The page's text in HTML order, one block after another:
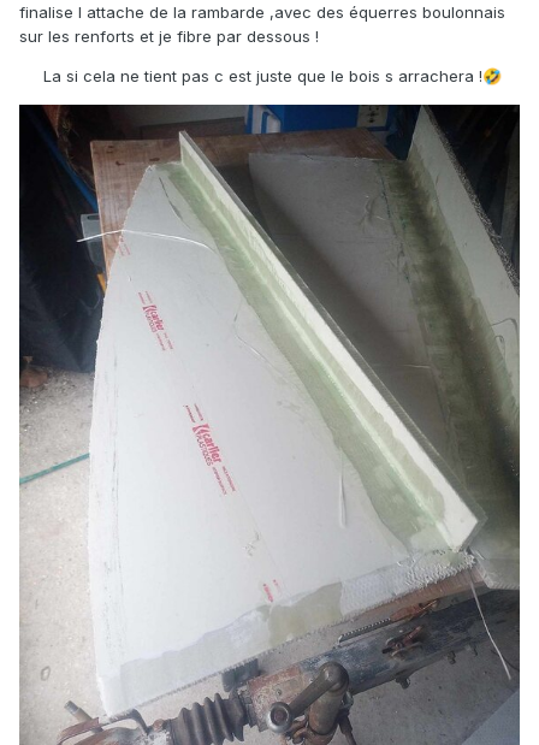
finalise l attache de la rambarde ,avec des équerres boulonnais
sur les renforts et je fibre par dessous !
La si cela ne tient pas c est juste que le bois s arrachera !🤣